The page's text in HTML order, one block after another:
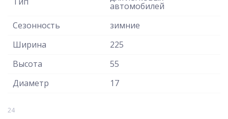
автомобилей
Сезонность
зимние
Ширина
225
Высота
55
Диаметр
17
24